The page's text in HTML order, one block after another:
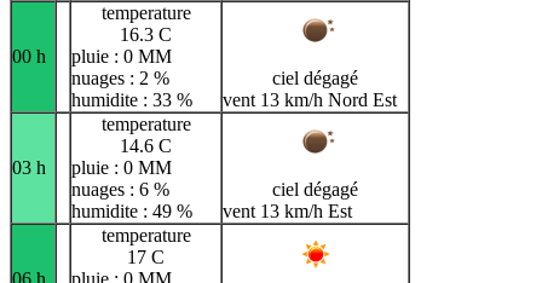
00 h
temperature
16.3 C
pluie : 0 MM
nuages : 2 %
humidite : 33 %
ciel dégagé
vent 13 km/h Nord Est
03 h
temperature
14.6 C
pluie : 0 MM
nuages : 6 %
humidite : 49 %
ciel dégagé
vent 13 km/h Est
06 h
temperature
17 C
pluie : 0 MM